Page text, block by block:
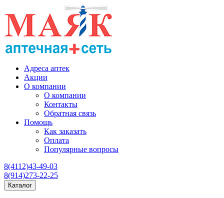
Адреса аптек
Акции
О компании
О компании
Контакты
Обратная связь
Помощь
Как заказать
Оплата
Популярные вопросы
8(4112)43-49-03
8(914)273-22-25
Каталог